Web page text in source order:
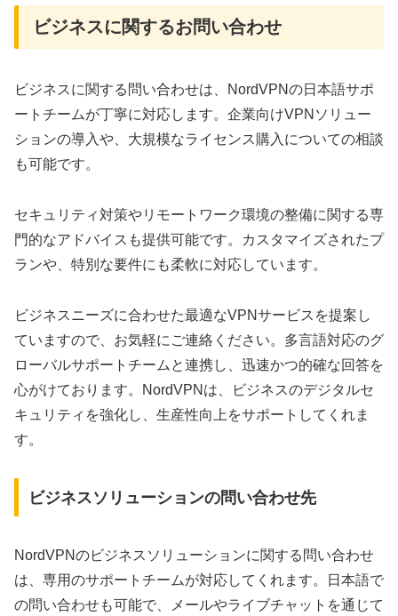
ビジネスに関するお問い合わせ
ビジネスに関する問い合わせは、NordVPNの日本語サポ
ートチームが丁寧に対応します。企業向けVPNソリュー
ションの導入や、大規模なライセンス購入についての相談
も可能です。
セキュリティ対策やリモートワーク環境の整備に関する専
門的なアドバイスも提供可能です。カスタマイズされたプ
ランや、特別な要件にも柔軟に対応しています。
ビジネスニーズに合わせた最適なVPNサービスを提案し
ていますので、お気軽にご連絡ください。多言語対応のグ
ローバルサポートチームと連携し、迅速かつ的確な回答を
心がけております。NordVPNは、ビジネスのデジタルセ
キュリティを強化し、生産性向上をサポートしてくれま
す。
ビジネスソリューションの問い合わせ先
NordVPNのビジネスソリューションに関する問い合わせ
は、専用のサポートチームが対応してくれます。日本語で
の問い合わせも可能で、メールやライブチャットを通じて